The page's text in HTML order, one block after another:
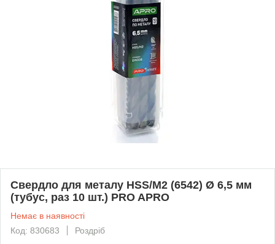
Свердло для металу HSS/M2 (6542) Ø 6,5 мм
(тубус, раз 10 шт.) PRO APRO
Немає в наявності
Код: 830683
Роздріб